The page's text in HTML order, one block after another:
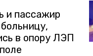
и пассажир
в опору ЛЭП